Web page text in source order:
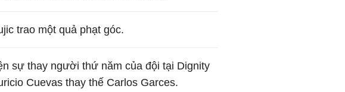
trao một quả phạt góc.
sự thay người thứ năm của đội tại Dignity
Cuevas thay thế Carlos Garces.